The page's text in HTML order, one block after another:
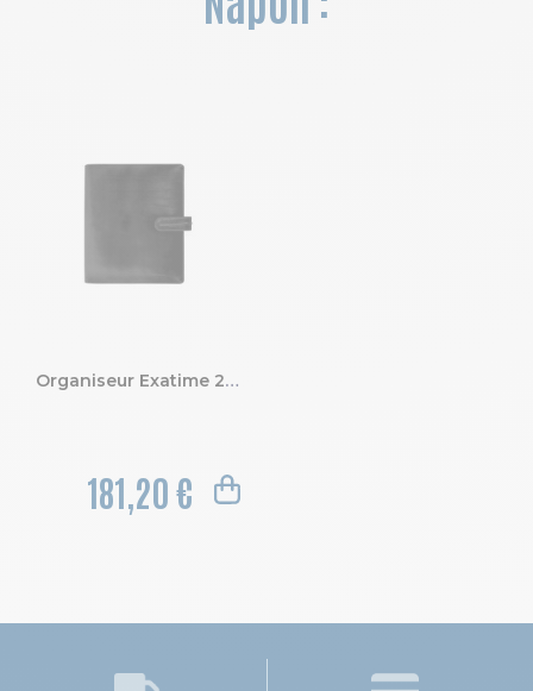
Organiseur Exatime 21 Napoli - cuir pleine fleur 19 x 23 cm Semainier Septembre 2026 à Décembre 2027 - 16 mois
181,20 €